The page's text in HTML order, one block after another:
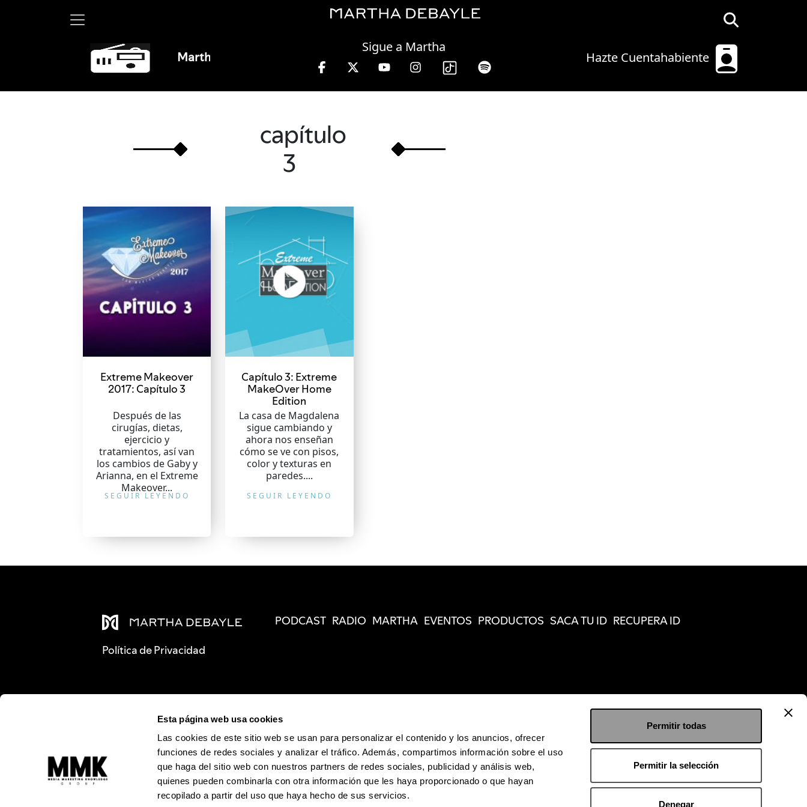
Esta página web usa cookies
Las cookies de este sitio web se usan para personalizar el contenido y los anuncios, ofrecer
funciones de redes sociales y analizar el tráfico. Además, compartimos información sobre el uso
que haga del sitio web con nuestros partners de redes sociales, publicidad y análisis web,
quienes pueden combinarla con otra información que les haya proporcionado o que hayan
recopilado a partir del uso que haya hecho de sus servicios.
Permitir todas
Permitir la selección
Denegar
Hazte Cuentahabiente
Sigue a Martha
Martha Debayle en W, lunes a viernes de 10 a 13 hrs.
capítulo
3
Extreme Makeover
2017: Capítulo 3
Después de las
cirugías, dietas,
ejercicio y
tratamientos, así van
los cambios de Gaby y
Arianna, en el Extreme
Makeover...
SEGUIR LEYENDO
Capítulo 3: Extreme
MakeOver Home
Edition
La casa de Magdalena
sigue cambiando y
ahora nos enseñan
cómo se ve con pisos,
color y texturas en
paredes....
SEGUIR LEYENDO
Política de Privacidad
PODCAST RADIO MARTHA EVENTOS PRODUCTOS SACA TU ID RECUPERA ID